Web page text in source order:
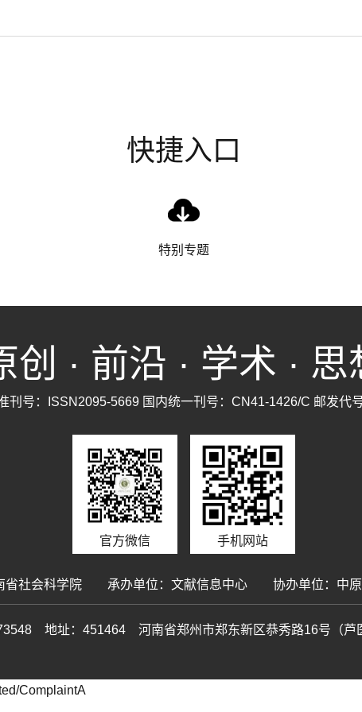
快捷入口
特别专题
创 · 前沿 · 学术 · 思
刊号：ISSN2095-5669 国内统一刊号：CN41-1426/C 邮发代
官方微信 手机网站
省社会科学院 承办单位：文献信息中心 协办单位：中原
地址：451464 河南省郑州市郑东新区恭秀路16号（芦
ComplaintA